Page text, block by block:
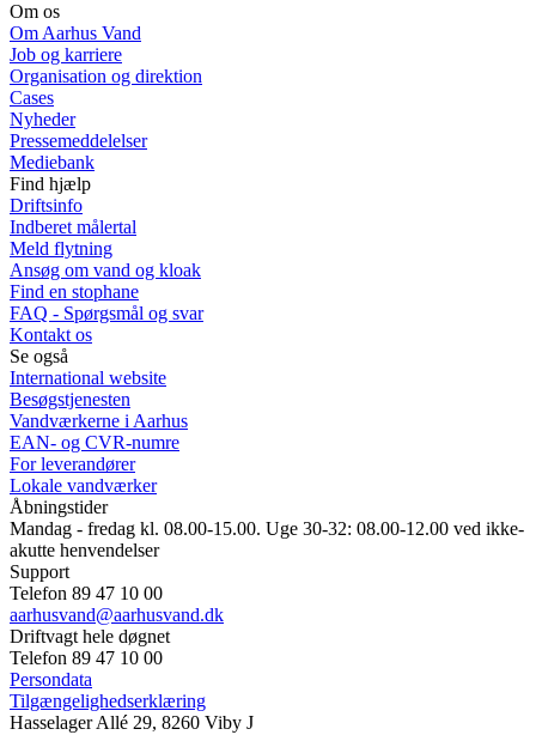
Om os
Om Aarhus Vand
Job og karriere
Organisation og direktion
Cases
Nyheder
Pressemeddelelser
Mediebank
Find hjælp
Driftsinfo
Indberet målertal
Meld flytning
Ansøg om vand og kloak
Find en stophane
FAQ - Spørgsmål og svar
Kontakt os
Se også
International website
Besøgstjenesten
Vandværkerne i Aarhus
EAN- og CVR-numre
For leverandører
Lokale vandværker
Åbningstider
Mandag - fredag kl. 08.00-15.00. Uge 30-32: 08.00-12.00 ved ikke-
akutte henvendelser
Support
Telefon 89 47 10 00
aarhusvand@aarhusvand.dk
Driftvagt hele døgnet
Telefon 89 47 10 00
Persondata
Tilgængelighedserklæring
Hasselager Allé 29, 8260 Viby J